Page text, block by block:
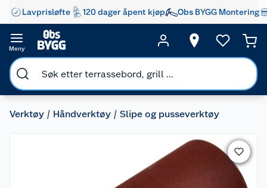
Lavprisløfte 120 dager åpent kjøp Obs BYGG Montering
Meny
Verktøy Håndverktøy Slipe og pusseverktøy